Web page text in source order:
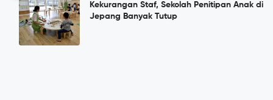
Kekurangan Staf, Sekolah Penitipan Anak di
Jepang Banyak Tutup